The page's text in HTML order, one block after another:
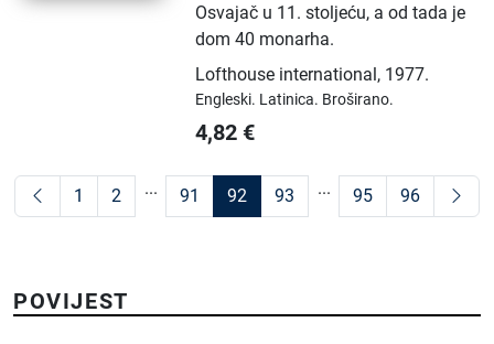
Osvajač u 11. stoljeću, a od tada je
dom 40 monarha.
Lofthouse international , 1977.
Engleski. Latinica. Broširano.
4,82 €
1 2 ... 91 92 93 ... 95 96
POVIJEST